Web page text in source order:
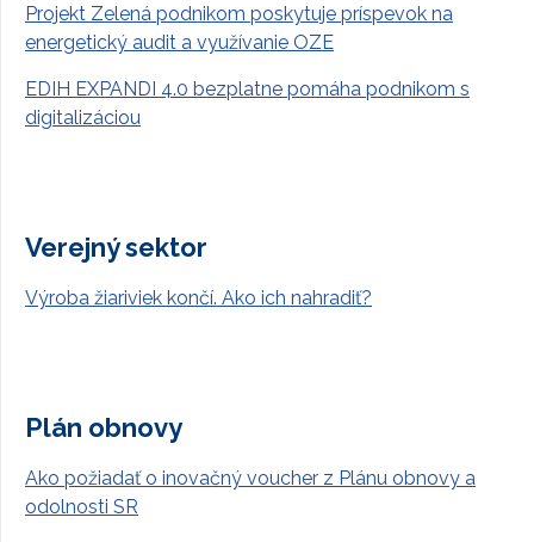
Projekt Zelená podnikom poskytuje príspevok na
energetický audit a využívanie OZE
EDIH EXPANDI 4.0 bezplatne pomáha podnikom s
digitalizáciou
Verejný sektor
Výroba žiariviek končí. Ako ich nahradiť?
Plán obnovy
Ako požiadať o inovačný voucher z Plánu obnovy a
odolnosti SR